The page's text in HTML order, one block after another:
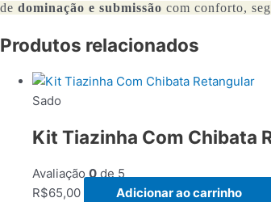
de dominação e submissão com conforto,
Produtos relacionados
Sado
Kit Tiazinha Com Chibata
Avaliação0de 5
R$65,00 Adicionar ao carrinho